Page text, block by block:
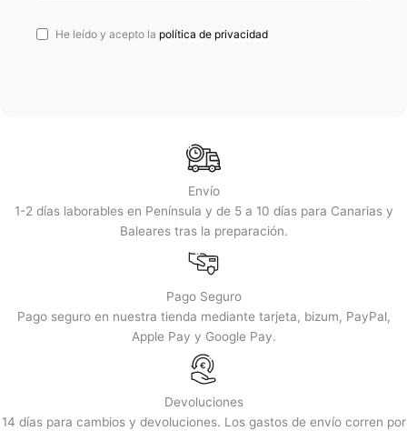
He leído y acepto la política de privacidad
Envío
1-2 días laborables en Península y de 5 a 10 días para Canarias y
Baleares tras la preparación.
Pago Seguro
Pago seguro en nuestra tienda mediante tarjeta, bizum, PayPal,
Apple Pay y Google Pay.
Devoluciones
14 días para cambios y devoluciones. Los gastos de envío corren por